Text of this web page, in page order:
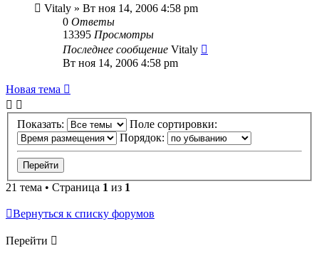
Vitaly » Вт ноя 14, 2006 4:58 pm
0 Ответы
13395 Просмотры
Последнее сообщение Vitaly
Вт ноя 14, 2006 4:58 pm
Новая тема
Показать:
Поле сортировки:
Порядок:
21 тема • Страница 1 из 1
Вернуться к списку форумов
Перейти